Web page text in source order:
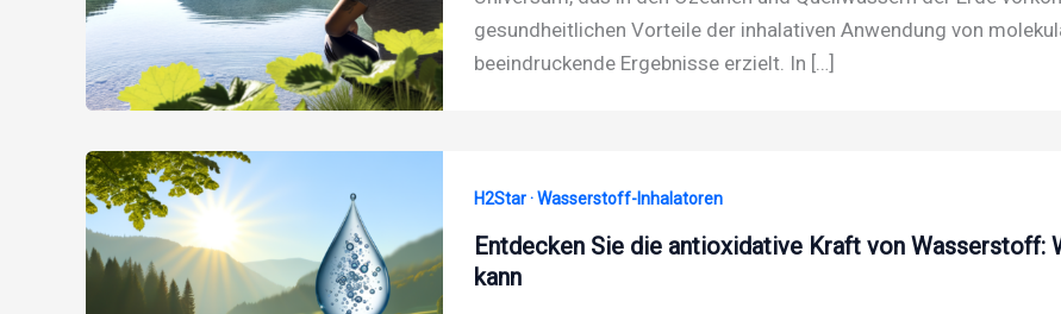
gesundheitlichen Vorteile der inhalativen Anwendung von
beeindruckende Ergebnisse erzielt. In […]
H2Star · Wasserstoff-Inhalatoren
Entdecken Sie die antioxidative Kraft von Wasserstoff:
kann